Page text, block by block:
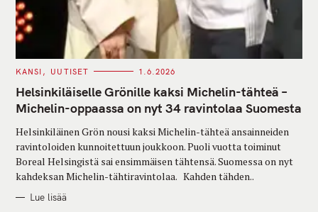
C
T
E
G
O
I
E
S
KANSI UUTISET 1.6.2026
Helsinkiläiselle Grönille kaksi Michelin-tähteä –
Michelin-oppaassa on nyt 34 ravintolaa Suomesta
Helsinkiläinen Grön nousi kaksi Michelin-tähteä ansainneiden
ravintoloiden kunnoitettuun joukkoon. Puoli vuotta toiminut
Boreal Helsingistä sai ensimmäisen tähtensä. Suomessa on nyt
kahdeksan Michelin-tähtiravintolaa. Kahden tähden..
Lue lisää